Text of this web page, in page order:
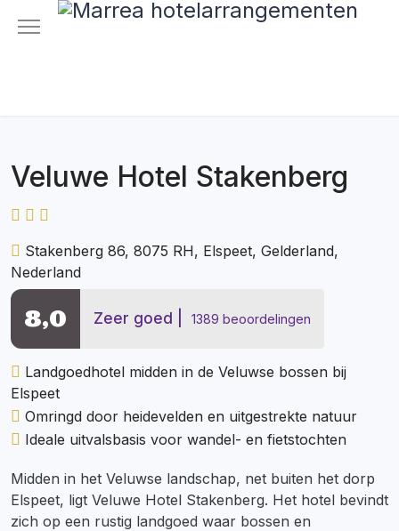
Veluwe Hotel Stakenberg
Stakenberg 86, 8075 RH, Elspeet, Gelderland,
Nederland
Zeer goed 1389 beoordelingen
8,0
Landgoedhotel midden in de Veluwse bossen bij
Elspeet
Omringd door heidevelden en uitgestrekte natuur
Ideale uitvalsbasis voor wandel- en fietstochten
Midden in het Veluwse landschap, net buiten het dorp
Elspeet, ligt Veluwe Hotel Stakenberg. Het hotel bevindt
zich op een rustig landgoed waar bossen en